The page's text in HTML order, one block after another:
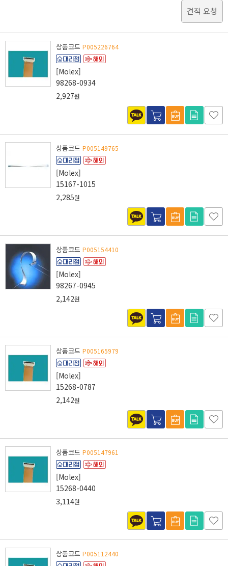
견적 요청
상품코드 P005226764
[Molex]
98268-0934
2,927원
상품코드 P005149765
[Molex]
15167-1015
2,285원
상품코드 P005154410
[Molex]
98267-0945
2,142원
상품코드 P005165979
[Molex]
15268-0787
2,142원
상품코드 P005147961
[Molex]
15268-0440
3,114원
상품코드 P005112440